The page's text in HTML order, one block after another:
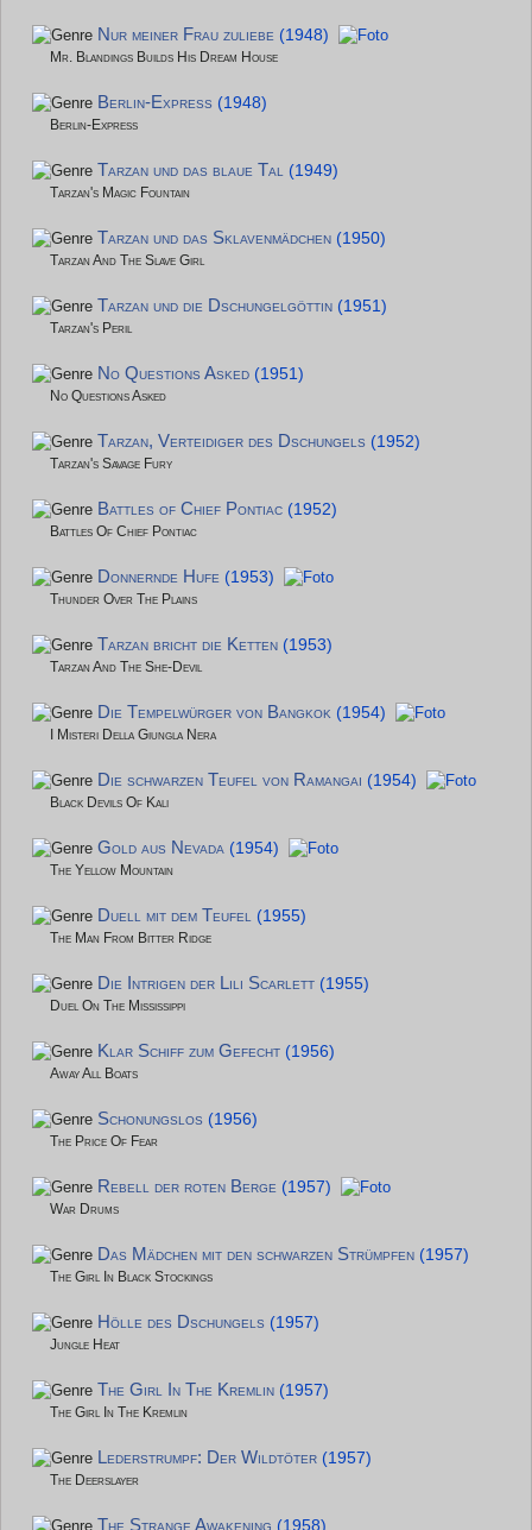
Nur meiner Frau zuliebe (1948)
Mr. Blandings Builds His Dream House
Berlin-Express (1948)
Berlin-Express
Tarzan und das blaue Tal (1949)
Tarzan's Magic Fountain
Tarzan und das Sklavenmädchen (1950)
Tarzan And The Slave Girl
Tarzan und die Dschungelgöttin (1951)
Tarzan's Peril
No Questions Asked (1951)
No Questions Asked
Tarzan, Verteidiger des Dschungels (1952)
Tarzan's Savage Fury
Battles of Chief Pontiac (1952)
Battles Of Chief Pontiac
Donnernde Hufe (1953)
Thunder Over The Plains
Tarzan bricht die Ketten (1953)
Tarzan And The She-Devil
Die Tempelwürger von Bangkok (1954)
I Misteri Della Giungla Nera
Die schwarzen Teufel von Ramangai (1954)
Black Devils Of Kali
Gold aus Nevada (1954)
The Yellow Mountain
Duell mit dem Teufel (1955)
The Man From Bitter Ridge
Die Intrigen der Lili Scarlett (1955)
Duel On The Mississippi
Klar Schiff zum Gefecht (1956)
Away All Boats
Schonungslos (1956)
The Price Of Fear
Rebell der roten Berge (1957)
War Drums
Das Mädchen mit den schwarzen Strümpfen (1957)
The Girl In Black Stockings
Hölle des Dschungels (1957)
Jungle Heat
The Girl In The Kremlin (1957)
The Girl In The Kremlin
Lederstrumpf: Der Wildtöter (1957)
The Deerslayer
The Strange Awakening (1958)